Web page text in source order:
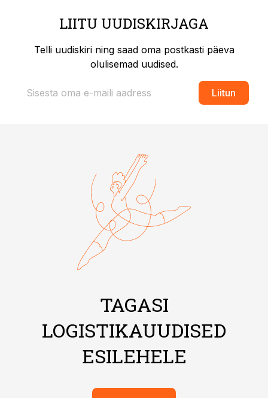
LIITU UUDISKIRJAGA
Telli uudiskiri ning saad oma postkasti päeva
olulisemad uudised.
Liitun
TAGASI
LOGISTIKAUUDISED
ESILEHELE